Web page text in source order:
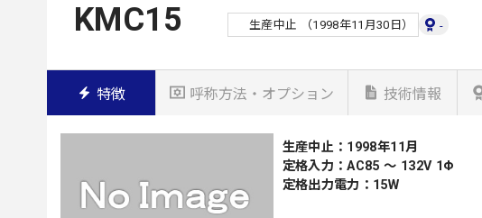
KMC15 生産中止 （1998年11月30日） -
特徴 呼称方法・オプション 技術情報
生産中止：1998年11月
定格入力：AC85 ～ 132V 1Φ
定格出力電力：15W